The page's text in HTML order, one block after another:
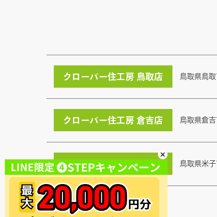
クローバー住工房 鳥取店 鳥取県鳥
クローバー住工房 倉吉店 鳥取県倉
クローバー住工房 米子店 鳥取県米